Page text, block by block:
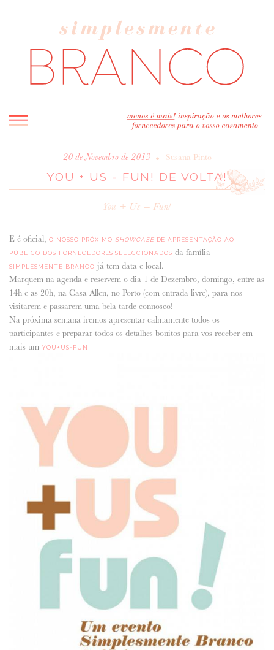
INICIO
BLOG
FORNECEDORES RECOMENDADOS
ANUNCIE CONNOSCO
20 de Novembro de 2013 • Susana Pinto
YOU + US = FUN! DE VOLTA!
You + Us = Fun!
E é oficial, O NOSSO PRÓXIMO SHOWCASEDE APRESENTAÇÃO AO
PÚBLICO DOS FORNECEDORES SELECCIONADOS da família
SIMPLESMENTE BRANCO já tem data e local.
Marquem na agenda e reservem o dia 1 de Dezembro, domingo, entre as
14h e as 20h, na Casa Allen, no Porto (com entrada livre), para nos
visitarem e passarem uma bela tarde connosco!
Na próxima semana iremos apresentar calmamente todos os
participantes e preparar todos os detalhes bonitos para vos receber em
mais um YOU+US=FUN!